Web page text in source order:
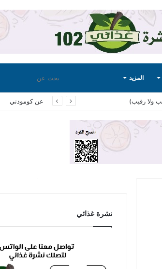
المزيد
عن كومودتي
نشرة غذائي